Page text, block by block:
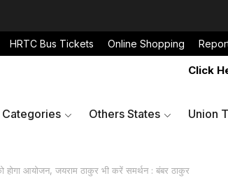
HRTC Bus Tickets Online Shopping
Click Here to
Categories Others States Union
होगा आयोजन, जयराम ठाकुर भी करें समर्थन : बंबर ठाकुर